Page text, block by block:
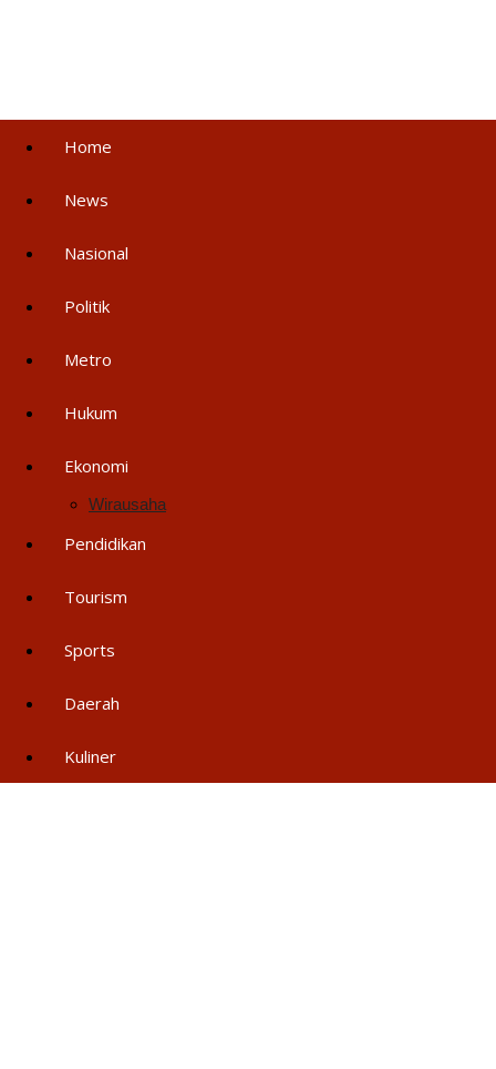
Home
News
Nasional
Politik
Metro
Hukum
Ekonomi
Wirausaha
Pendidikan
Tourism
Sports
Daerah
Kuliner